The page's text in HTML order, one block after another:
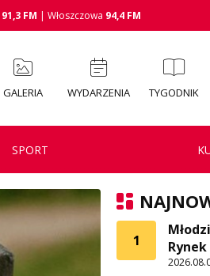
91,3 FM | Włoszczowa 94,4 FM
GALERIA WYDARZENIA TYGODNIK
SPORT
1
Rynek